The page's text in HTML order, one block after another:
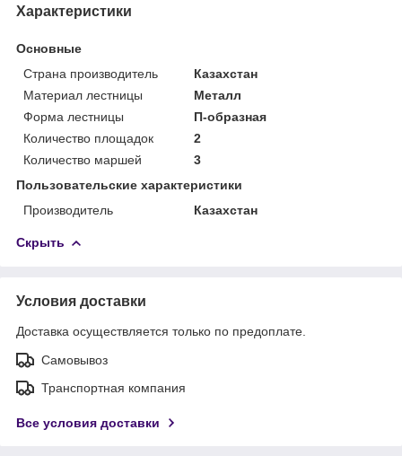
Характеристики
Основные
Страна производитель
Казахстан
Материал лестницы
Металл
Форма лестницы
П-образная
Количество площадок
2
Количество маршей
3
Пользовательские характеристики
Производитель
Казахстан
Скрыть
Условия доставки
Доставка осуществляется только по предоплате.
Самовывоз
Транспортная компания
Все условия доставки